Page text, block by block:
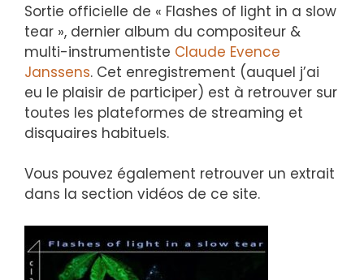
Sortie officielle de « Flashes of light in a slow
tear », dernier album du compositeur &
multi-instrumentiste Claude Evence
Janssens. Cet enregistrement (auquel j’ai
eu le plaisir de participer) est à retrouver sur
toutes les plateformes de streaming et
disquaires habituels.
Vous pouvez également retrouver un extrait
dans la section vidéos de ce site.